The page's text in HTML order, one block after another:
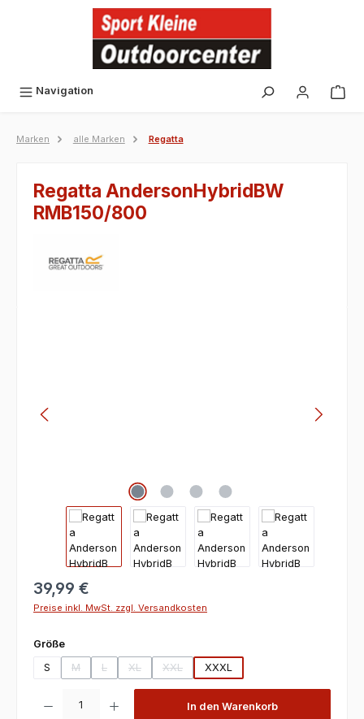
Navigation
Marken alle Marken Regatta
Regatta AndersonHybridBW
RMB150/800
39,99 €
Preise inkl. MwSt. zzgl. Versandkosten
Größeauswählen
S
M
(Diese Option ist zurzeit nicht verfügbar.)
L
(Diese Option ist zurzeit nicht verfügbar.)
XL
(Diese Option ist zurzeit nicht verfügbar.)
XXL
(Diese Option ist zurzeit nicht verfügbar.)
XXXL
In den Warenkorb